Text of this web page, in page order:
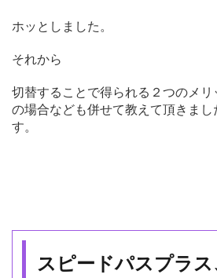
ホッとしました。
それから
切替することで得られる２つのメ
の場合なども併せて教えて頂きまし
す。
スピードパスプラ